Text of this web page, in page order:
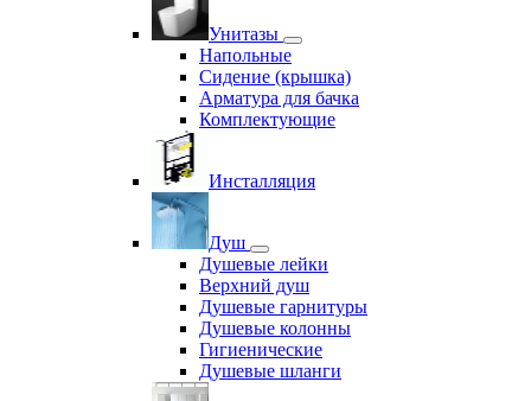
Унитазы
Напольные
Сидение (крышка)
Арматура для бачка
Комплектующие
Инсталляция
Душ
Душевые лейки
Верхний душ
Душевые гарнитуры
Душевые колонны
Гигиенические
Душевые шланги